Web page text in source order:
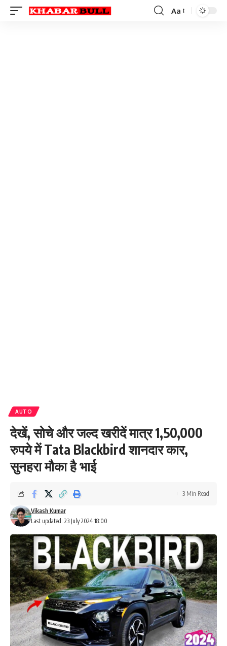
Font
Aa
AUTO
देखें, सोचे और जल्द खरीदें मात्र 1,50,000
रुपये में Tata Blackbird शानदार कार,
सुनहरा मौका है भाई
Last updated: 23 July 2024 18:00
Vikash Kumar
3 Min Read